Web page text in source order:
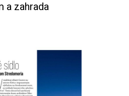
a zahrada